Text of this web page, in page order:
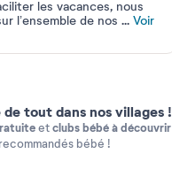
les vacances, nous
l’ensemble de nos ... Voir
de tout dans nos villages !
etclubs bébé à découvrir
bébé !